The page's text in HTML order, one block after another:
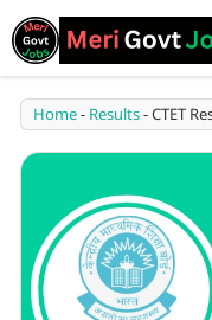
Home- Results-CTET